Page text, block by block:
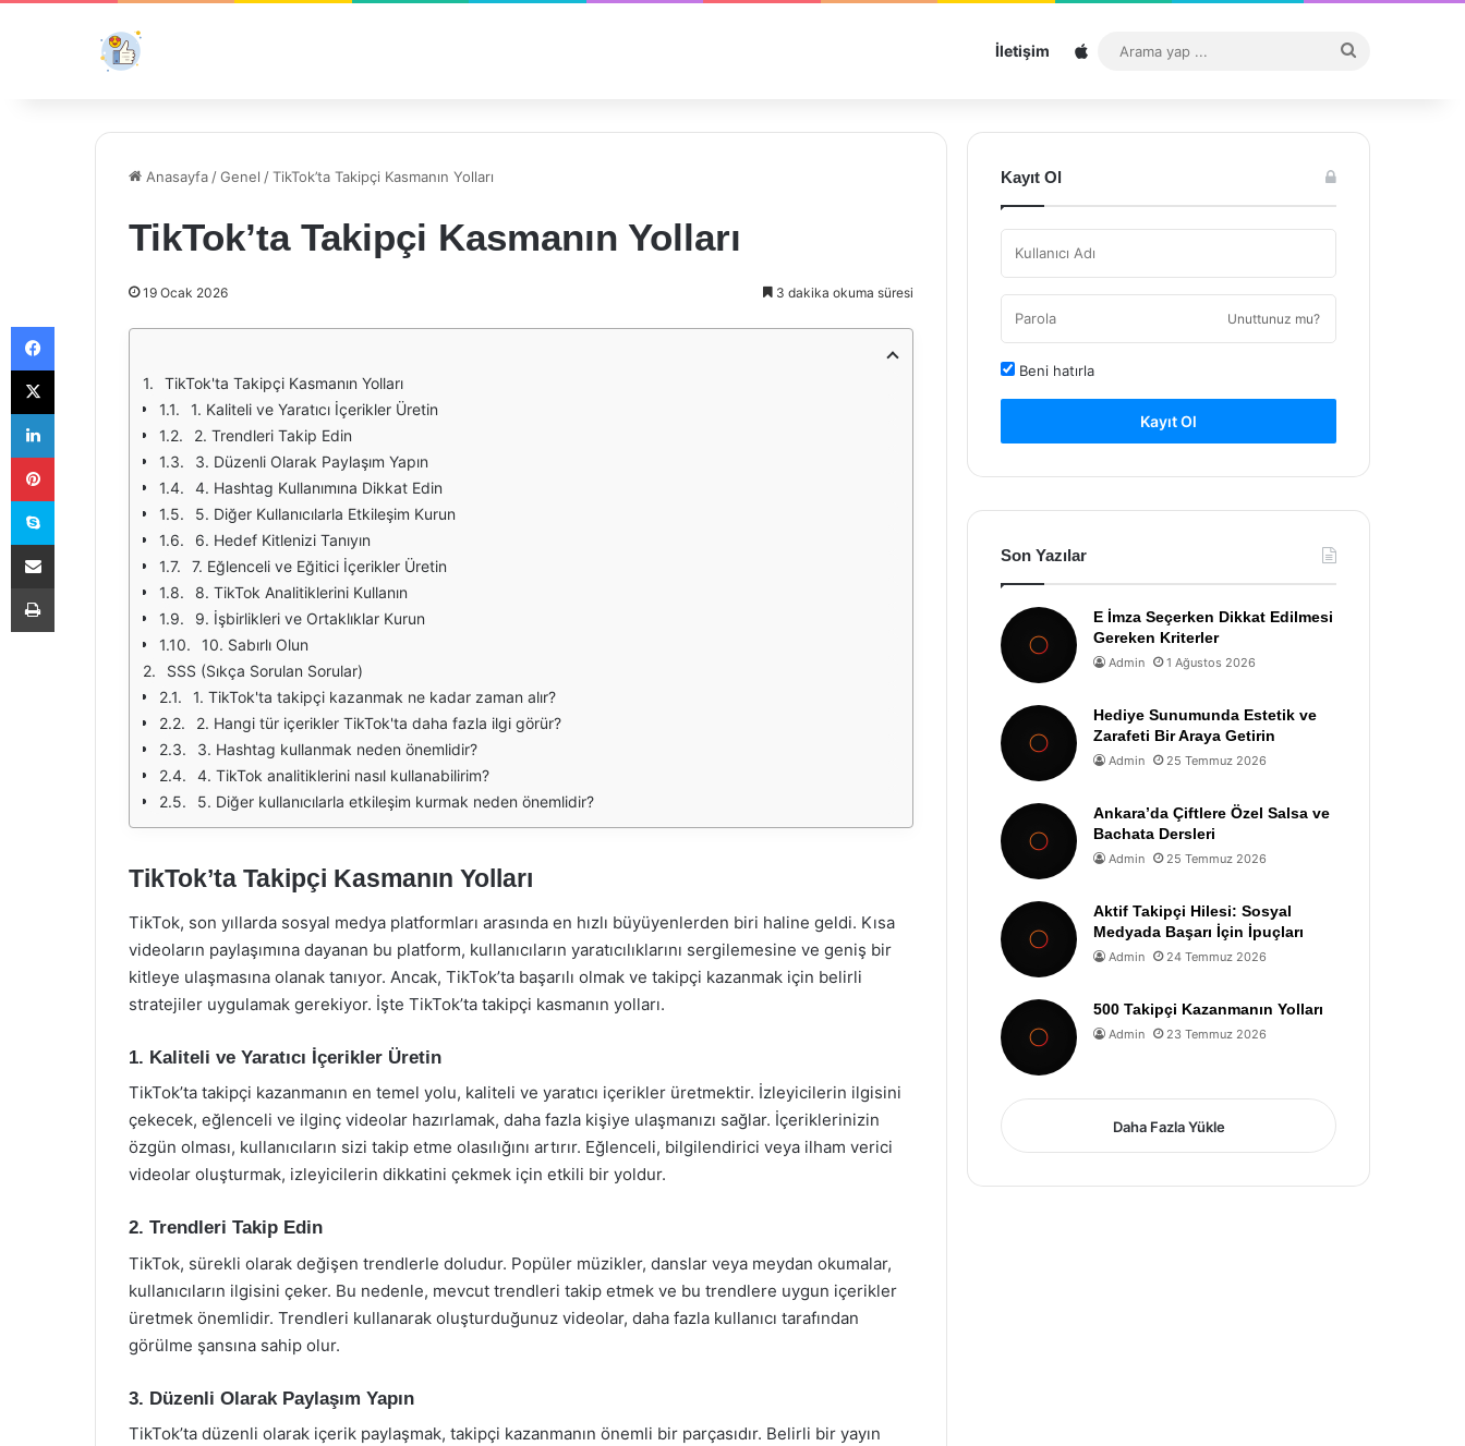
İletişim Sitemap
...
Anasayfa /Genel /TikTok’ta Takipçi Kasmanın Yolları
TikTok’ta Takipçi Kasmanın Yolları
19 Ocak 2026 3 dakika okuma süresi
TikTok'ta Takipçi Kasmanın Yolları
1. Kaliteli ve Yaratıcı İçerikler Üretin
2. Trendleri Takip Edin
3. Düzenli Olarak Paylaşım Yapın
4. Hashtag Kullanımına Dikkat Edin
5. Diğer Kullanıcılarla Etkileşim Kurun
6. Hedef Kitlenizi Tanıyın
7. Eğlenceli ve Eğitici İçerikler Üretin
8. TikTok Analitiklerini Kullanın
9. İşbirlikleri ve Ortaklıklar Kurun
10. Sabırlı Olun
SSS (Sıkça Sorulan Sorular)
1. TikTok'ta takipçi kazanmak ne kadar zaman alır?
2. Hangi tür içerikler TikTok'ta daha fazla ilgi görür?
3. Hashtag kullanmak neden önemlidir?
4. TikTok analitiklerini nasıl kullanabilirim?
5. Diğer kullanıcılarla etkileşim kurmak neden önemlidir?
TikTok’ta Takipçi Kasmanın Yolları
TikTok, son yıllarda sosyal medya platformları arasında en hızlı büyüyenlerden biri haline geldi. Kısa
videoların paylaşımına dayanan bu platform, kullanıcıların yaratıcılıklarını sergilemesine ve geniş bir
kitleye ulaşmasına olanak tanıyor. Ancak, TikTok’ta başarılı olmak ve takipçi kazanmak için belirli
stratejiler uygulamak gerekiyor. İşte TikTok’ta takipçi kasmanın yolları.
1. Kaliteli ve Yaratıcı İçerikler Üretin
TikTok’ta takipçi kazanmanın en temel yolu, kaliteli ve yaratıcı içerikler üretmektir. İzleyicilerin ilgisini
çekecek, eğlenceli ve ilginç videolar hazırlamak, daha fazla kişiye ulaşmanızı sağlar. İçeriklerinizin
özgün olması, kullanıcıların sizi takip etme olasılığını artırır. Eğlenceli, bilgilendirici veya ilham verici
videolar oluşturmak, izleyicilerin dikkatini çekmek için etkili bir yoldur.
2. Trendleri Takip Edin
TikTok, sürekli olarak değişen trendlerle doludur. Popüler müzikler, danslar veya meydan okumalar,
kullanıcıların ilgisini çeker. Bu nedenle, mevcut trendleri takip etmek ve bu trendlere uygun içerikler
üretmek önemlidir. Trendleri kullanarak oluşturduğunuz videolar, daha fazla kullanıcı tarafından
görülme şansına sahip olur.
3. Düzenli Olarak Paylaşım Yapın
TikTok’ta düzenli olarak içerik paylaşmak, takipçi kazanmanın önemli bir parçasıdır. Belirli bir yayın
Kayıt Ol
Unuttunuz mu?
Beni hatırla
Kayıt Ol
Son Yazılar
E İmza Seçerken Dikkat Edilmesi
Gereken Kriterler
Admin 1 Ağustos 2026
Hediye Sunumunda Estetik ve
Zarafeti Bir Araya Getirin
Admin 25 Temmuz 2026
Ankara’da Çiftlere Özel Salsa ve
Bachata Dersleri
Admin 25 Temmuz 2026
Aktif Takipçi Hilesi: Sosyal
Medyada Başarı İçin İpuçları
Admin 24 Temmuz 2026
500 Takipçi Kazanmanın Yolları
Admin 23 Temmuz 2026
Daha Fazla Yükle
Facebook
X
LinkedIn
Pinterest
Skype
E-Posta ile paylaş